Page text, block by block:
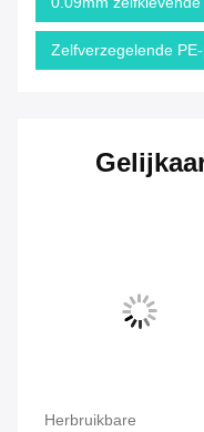
Zelfverzegelende
Herbruikbare